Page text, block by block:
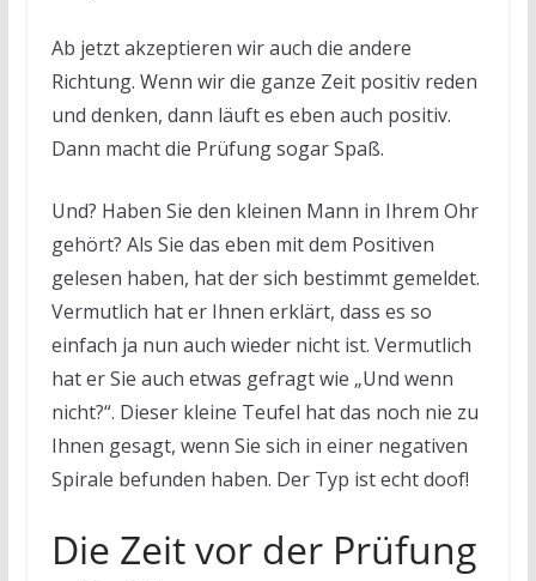
Ab jetzt akzeptieren wir auch die andere
Richtung. Wenn wir die ganze Zeit positiv reden
und denken, dann läuft es eben auch positiv.
Dann macht die Prüfung sogar Spaß.
Und? Haben Sie den kleinen Mann in Ihrem Ohr
gehört? Als Sie das eben mit dem Positiven
gelesen haben, hat der sich bestimmt gemeldet.
Vermutlich hat er Ihnen erklärt, dass es so
einfach ja nun auch wieder nicht ist. Vermutlich
hat er Sie auch etwas gefragt wie „Und wenn
nicht?“. Dieser kleine Teufel hat das noch nie zu
Ihnen gesagt, wenn Sie sich in einer negativen
Spirale befunden haben. Der Typ ist echt doof!
Die Zeit vor der Prüfung